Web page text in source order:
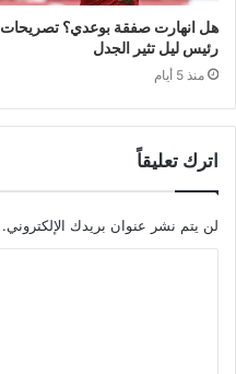
هل انهارت صفقة بوعدي؟ تصريحات
رئيس ليل تثير الجدل
منذ 5 أيام
اترك تعليقاً
لن يتم نشر عنوان بريدك الإلكتروني.